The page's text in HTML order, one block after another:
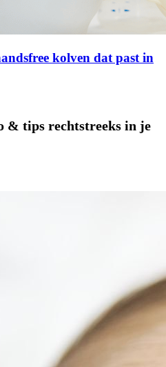
kolven dat past in
& tips rechtstreeks in je